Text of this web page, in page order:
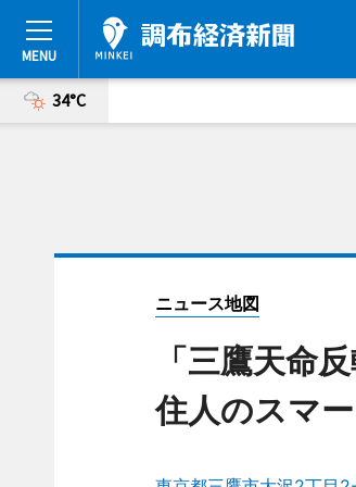
34°C
ニュース地図
「三鷹天命
住人のスマ